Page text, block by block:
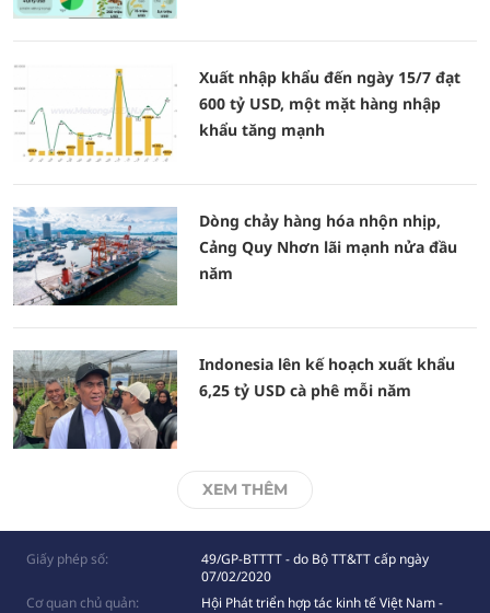
Xuất nhập khẩu đến ngày 15/7 đạt
600 tỷ USD, một mặt hàng nhập
khẩu tăng mạnh
Dòng chảy hàng hóa nhộn nhịp,
Cảng Quy Nhơn lãi mạnh nửa đầu
năm
Indonesia lên kế hoạch xuất khẩu
6,25 tỷ USD cà phê mỗi năm
XEM THÊM
Giấy phép số:
49/GP-BTTTT - do Bộ TT&TT cấp ngày
07/02/2020
Cơ quan chủ quản:
Hội Phát triển hợp tác kinh tế Việt Nam -